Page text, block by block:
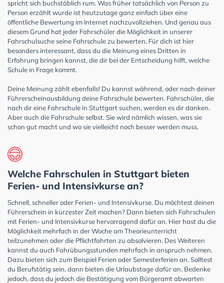
spricht sich buchstäblich rum. Was früher tatsächlich von Person zu
Person erzählt wurde ist heutzutage ganz einfach über eine
öffentliche Bewertung im Internet nachzuvollziehen. Und genau aus
diesem Grund hat jeder Fahrschüler die Möglichkeit in unserer
Fahrschulsuche seine Fahrschule zu bewerten. Für dich ist hier
besonders interessant, dass du die Meinung eines Dritten in
Erfahrung bringen kannst, die dir bei der Entscheidung hilft, welche
Schule in Frage kommt.
Deine Meinung zählt ebenfalls! Du kannst während, oder nach deiner
Führerscheinausbildung deine Fahrschule bewerten. Fahrschüler, die
nach dir eine Fahrschule in Stuttgart suchen, werden es dir danken.
Aber auch die Fahrschule selbst. Sie wird nämlich wissen, was sie
schon gut macht und wo sie vielleicht noch besser werden muss.
Welche Fahrschulen in Stuttgart bieten
Ferien- und Intensivkurse an?
Schnell, schneller oder Ferien- und Intensivkurse. Du möchtest deinen
Führerschein in kürzester Zeit machen? Dann bieten sich Fahrschulen
mit Ferien- und Intensivkurse hervorragend dafür an. Hier hast du die
Möglichkeit mehrfach in der Woche am Theorieunterricht
teilzunehmen oder die Pflichtfahrten zu absolvieren. Des Weiteren
kannst du auch Fahrübungsstunden mehrfach in anspruch nehmen.
Dazu bieten sich zum Beispiel Ferien oder Semesterferien an. Solltest
du Berufstätig sein, dann bieten die Urlaubstage dafür an. Bedenke
jedoch, dass du jedoch die Bestätigung vom Bürgeramt abwarten